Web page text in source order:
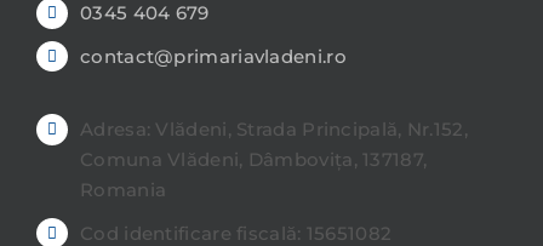
0345 404 679
contact@primariavladeni.ro
Adresa: Vlădeni, Strada Principală, Nr.152,
Comuna Vlădeni, Dâmbovița, 137187,
Romania
Cod identificare fiscală: 15651082